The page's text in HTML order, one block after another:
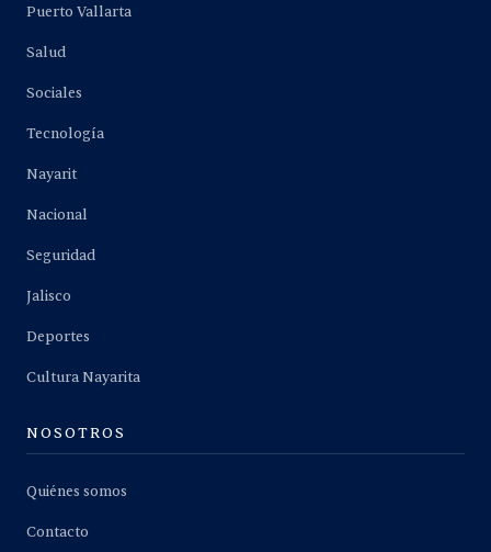
Puerto Vallarta
Salud
Sociales
Tecnología
Nayarit
Nacional
Seguridad
Jalisco
Deportes
Cultura Nayarita
NOSOTROS
Quiénes somos
Contacto